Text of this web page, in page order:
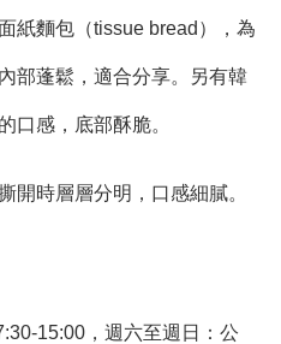
紙麵包（tissue bread），為
部蓬鬆，適合分享。另有韓
口感，底部酥脆。
開時層層分明，口感細膩。
15:00，週六至週日：公